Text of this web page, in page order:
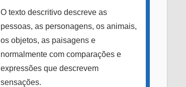
O texto descritivo descreve as
pessoas, as personagens, os animais,
os objetos, as paisagens e
normalmente com comparações e
expressões que descrevem
sensações.